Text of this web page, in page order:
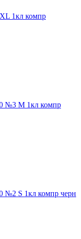
1кл компр
№3 М 1кл компр
№2 S 1кл компр черн